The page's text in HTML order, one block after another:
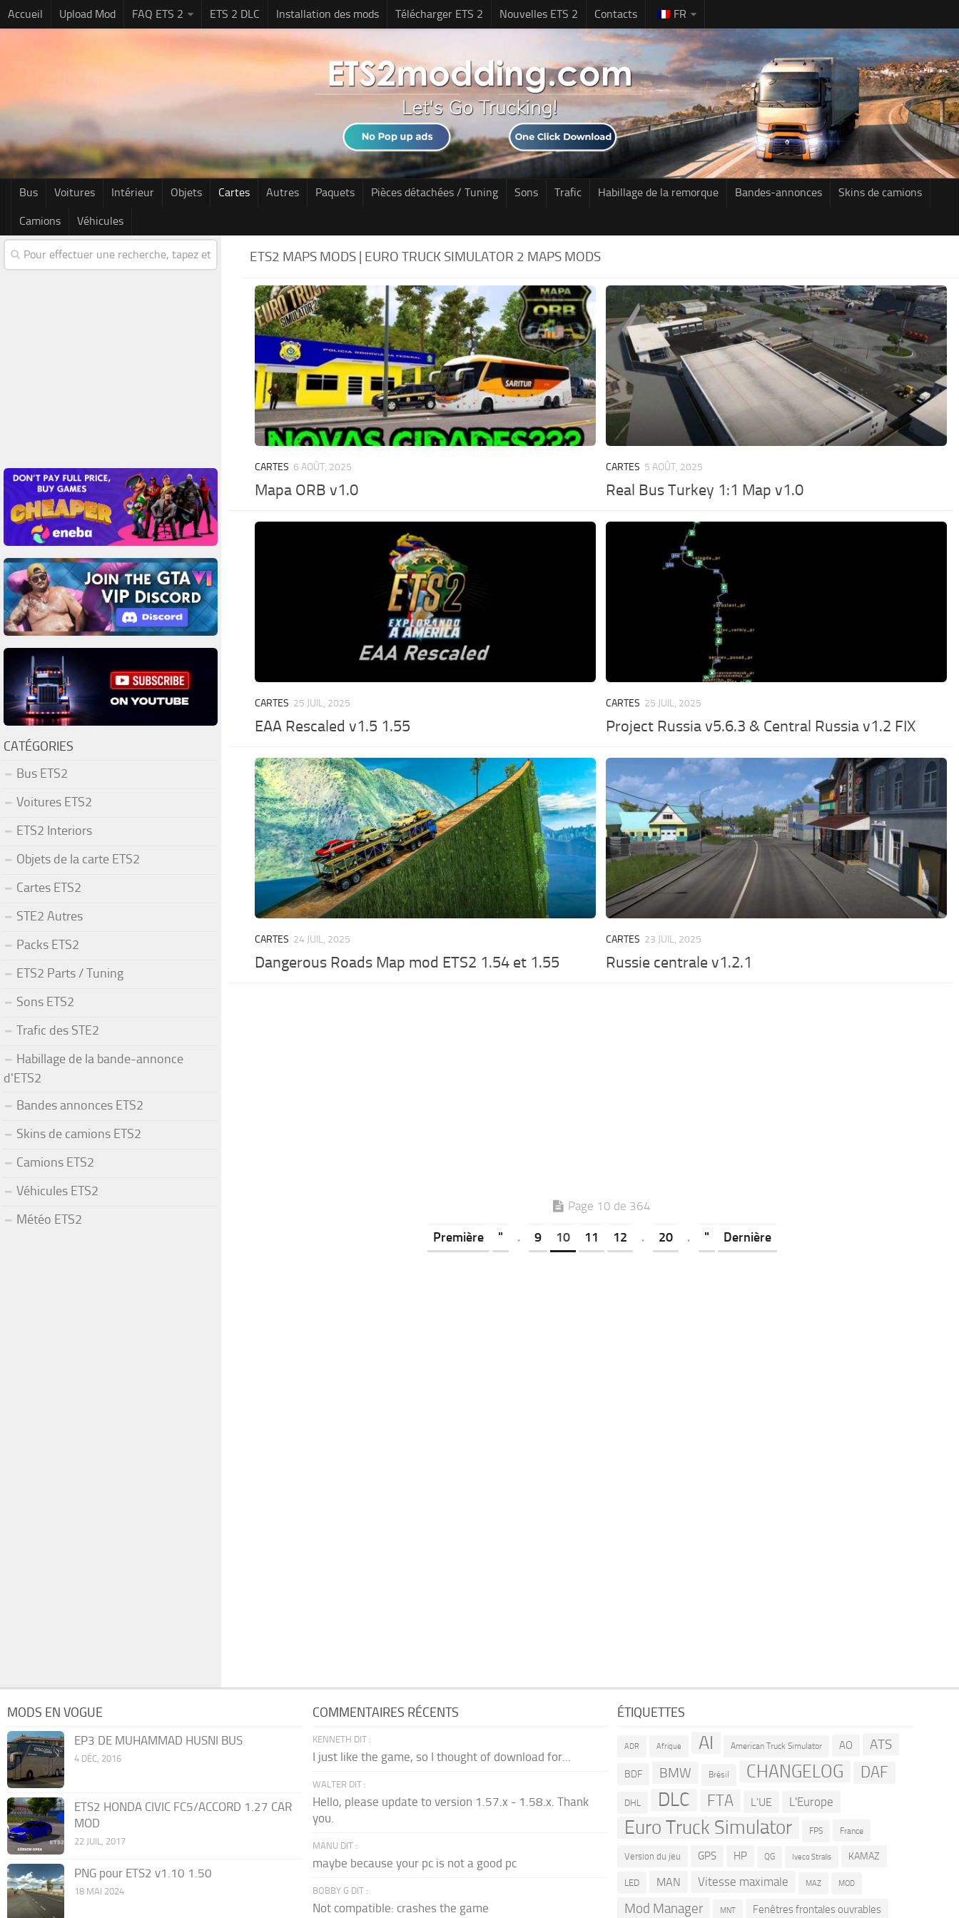
Accueil Upload Mod FAQ ETS 2 ETS 2 DLC Installation des mods Télécharger ETS 2 Nouvelles ETS 2 Contacts FR
Bus Voitures Intérieur Objets Cartes Autres Paquets Pièces détachées / Tuning Sons Trafic Habillage de la remorque Bandes-annonces Skins de camions
Camions Véhicules
ETS2 MAPS MODS | EURO TRUCK SIMULATOR 2 MAPS MODS
CARTES 6 AOÛT, 2025
Mapa ORB v1.0
CARTES 5 AOÛT, 2025
Real Bus Turkey 1:1 Map v1.0
CARTES 25 JUIL, 2025
EAA Rescaled v1.5 1.55
CARTES 25 JUIL, 2025
Project Russia v5.6.3 & Central Russia v1.2 FIX
CARTES 24 JUIL, 2025
Dangerous Roads Map mod ETS2 1.54 et 1.55
CARTES 23 JUIL, 2025
Russie centrale v1.2.1
Page 10 de 364
Première " . 9 10 11 12 . 20 . " Dernière
CATÉGORIES
Bus ETS2
Voitures ETS2
ETS2 Interiors
Objets de la carte ETS2
Cartes ETS2
STE2 Autres
Packs ETS2
ETS2 Parts / Tuning
Sons ETS2
Trafic des STE2
Habillage de la bande-annonce
d'ETS2
Bandes annonces ETS2
Skins de camions ETS2
Camions ETS2
Véhicules ETS2
Météo ETS2
MODS EN VOGUE
EP3 DE MUHAMMAD HUSNI BUS
4 DÉC, 2016
ETS2 HONDA CIVIC FC5/ACCORD 1.27 CAR
MOD
22 JUIL, 2017
PNG pour ETS2 v1.10 1.50
18 MAI 2024
COMMENTAIRES RÉCENTS
KENNETH DIT :
I just like the game, so I thought of download for...
WALTER DIT :
Hello, please update to version 1.57.x - 1.58.x. Thank
you.
MANU DIT :
maybe because your pc is not a good pc
BOBBY G DIT :
Not compatible: crashes the game
ÉTIQUETTES
ADR Afrique AI American Truck Simulator AO ATS
BDF BMW Brésil CHANGELOG DAF
DHL DLC FTA L'UE L'Europe
Euro Truck Simulator FPS France
Version du jeu GPS HP QG Iveco Stralis KAMAZ
LED MAN Vitesse maximale MAZ MOD
Mod Manager MNT Fenêtres frontales ouvrables